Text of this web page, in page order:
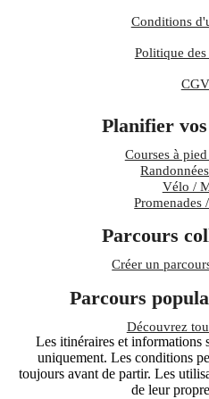
Conditions
Politique des
CGV
Planifier
Courses à
Vélo /
Promenades
Parcours
Créer un
Parcours
Découvrez
Les itinéraires et informations
uniquement. Les conditions
toujours avant de partir. Les
de leur